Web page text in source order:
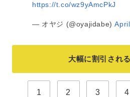
https://t.co/wz9yAmcPkJ
— オヤジ (@oyajidabe)
大幅に割引され
1 2 3 4